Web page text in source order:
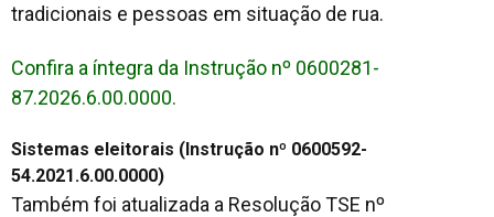
tradicionais e pessoas em situação de rua.
Confira a íntegra da Instrução nº 0600281-
87.2026.6.00.0000.
Sistemas eleitorais (Instrução nº 0600592-
54.2021.6.00.0000)
Também foi atualizada a Resolução TSE nº